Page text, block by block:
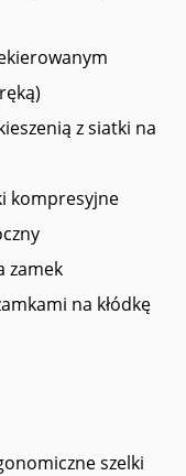
z siatki na
kompresyjne
zamek
na kłódkę
szelki